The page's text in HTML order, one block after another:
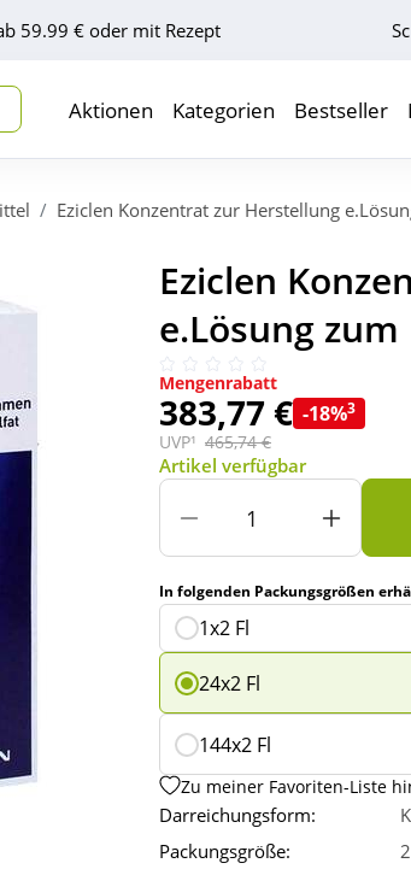
59.99 € oder mit Rezept
Aktionen Kategorien Bestseller
Eziclen Konzentrat zur Herstellung
Eziclen
e.Lösung
Mengenrabatt
383,77 € -18%3
UVP¹ 465,74 €
Artikel verfügbar
In folgenden Packungsgrößen
1x2 Fl
24x2 Fl
144x2 Fl
Zu meiner Favoriten-Liste
Darreichungsform:
Packungsgröße: